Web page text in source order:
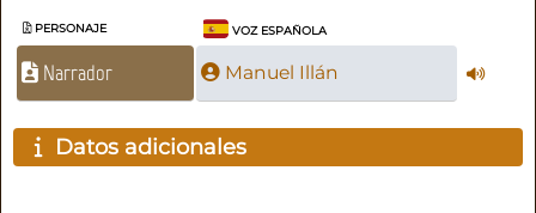
PERSONAJE VOZ ESPAÑOLA
Narrador Manuel Illán
Datos adicionales